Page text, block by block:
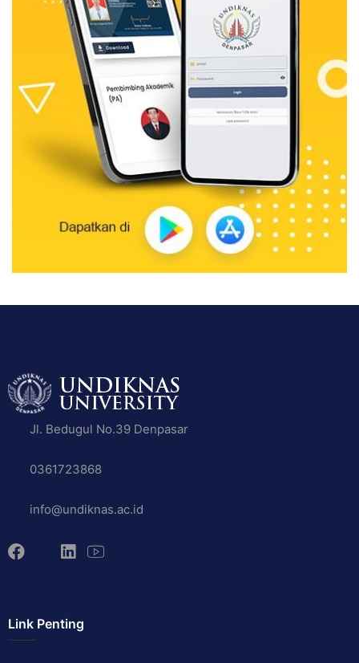
Jl. Bedugul No.39 Denpasar
0361723868
info@undiknas.ac.id
Link Penting